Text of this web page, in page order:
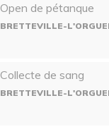
Open de pétanque
BRETTEVILLE-
Collecte de sang
BRETTEVILLE-